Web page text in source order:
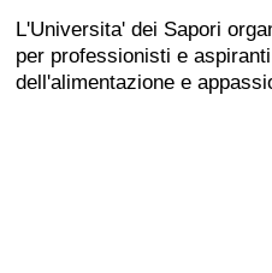
L'Universita' dei Sapori
per professionisti e
dell'alimentazione e